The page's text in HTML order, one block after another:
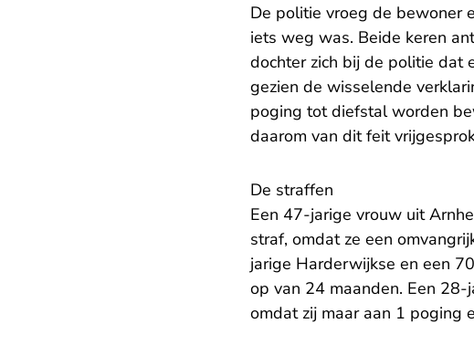
De politie vroeg de bewoner
iets weg was. Beide keren
dochter zich bij de politie dat
gezien de wisselende
poging tot diefstal worden
daarom van dit feit
De straffen
Een 47-jarige vrouw uit
straf, omdat ze een
jarige Harderwijkse en een
op van 24 maanden. Een
omdat zij maar aan 1 poging